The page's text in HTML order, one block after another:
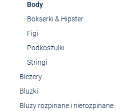
Body
Bokserki & Hipster
Figi
Podkoszulki
Stringi
Blezery
Bluzki
Bluzy rozpinane i nierozpinane